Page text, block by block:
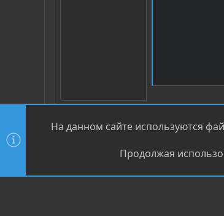
На данном сайте используются
Продолжая